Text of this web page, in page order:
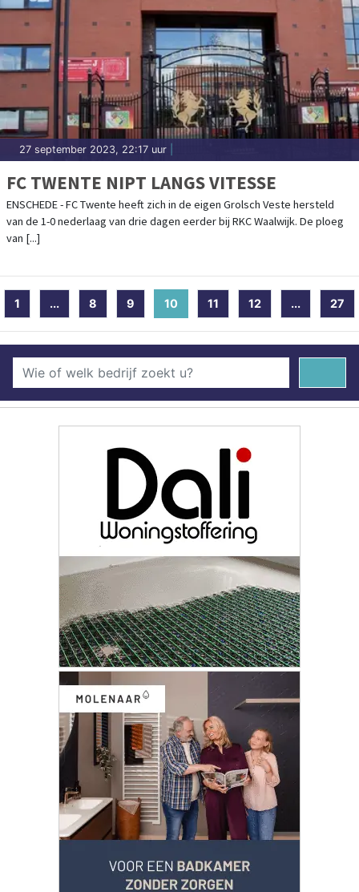
27 september 2023, 22:17 uur
FC TWENTE NIPT LANGS VITESSE
ENSCHEDE - FC Twente heeft zich in de eigen Grolsch Veste hersteld
van de 1-0 nederlaag van drie dagen eerder bij RKC Waalwijk. De ploeg
van [...]
1 ... 8 9 10 (current)
11 12 ... 27